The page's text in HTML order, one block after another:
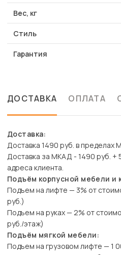
Вес, кг
Стиль
Гарантия
ДОСТАВКА ОПЛАТА
Доставка:
Доставка 1490 руб. в пределах
Доставка за МКАД - 1490 руб. +
адреса клиента.
Подъём корпусной мебели и
Подъем на лифте — 3% от
руб.)
Подъем на руках — 2% от
руб./этаж)
Подъём мягкой мебели:
Подъем на грузовом лифте — 1